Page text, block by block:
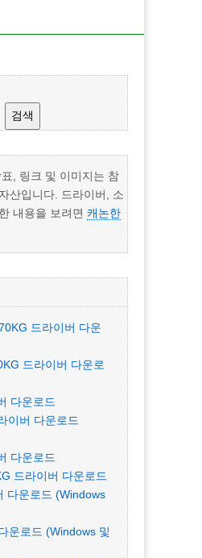
검색
, 링크 및 이미지는 참
산입니다. 드라이버, 소
내용을 보려면캐논한
드라이버 다운
드라이버 다운로
다운로드
이버 다운로드
다운로드
드라이버 다운로드
다운로드 (Windows
운로드 (Windows 및